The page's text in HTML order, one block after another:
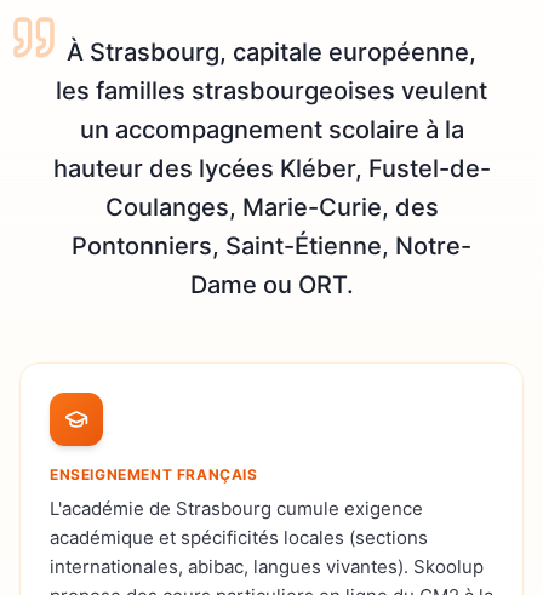
À Strasbourg, capitale européenne,
les familles strasbourgeoises veulent
un accompagnement scolaire à la
hauteur des lycées Kléber, Fustel-de-
Coulanges, Marie-Curie, des
Pontonniers, Saint-Étienne, Notre-
Dame ou ORT.
ENSEIGNEMENT FRANÇAIS
L'académie de Strasbourg cumule exigence
académique et spécificités locales (sections
internationales, abibac, langues vivantes). Skoolup